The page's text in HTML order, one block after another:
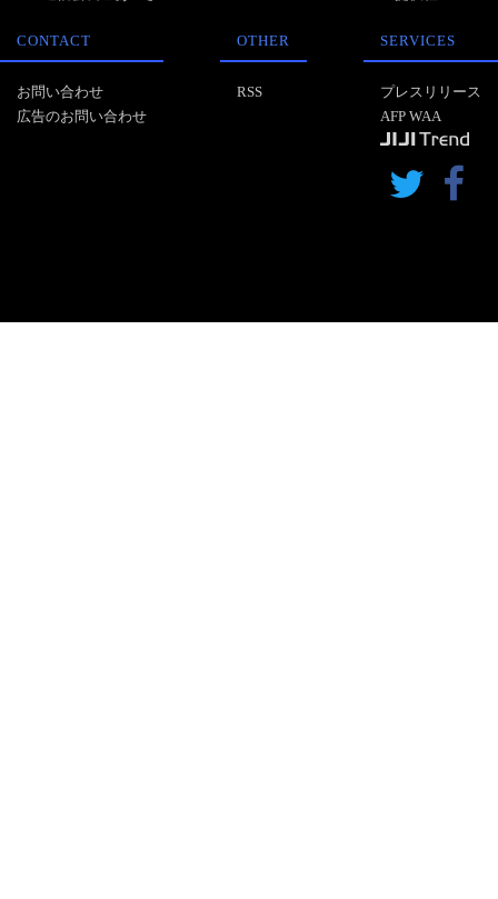
CONTACT
お問い合わせ
広告のお問い合わせ
OTHER
RSS
SERVICES
プレスリリース
AFP WAA